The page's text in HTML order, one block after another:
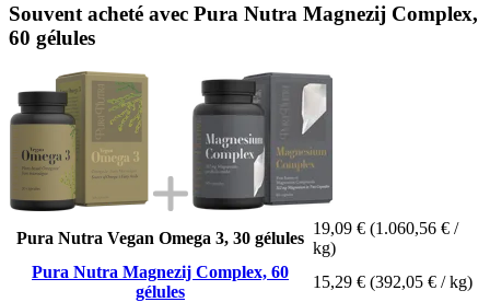
Souvent acheté avec Pura Nutra Magnezij Complex,
60 gélules
Pura Nutra Vegan Omega 3, 30 gélules
19,09 € (1.060,56 € /
kg)
Pura Nutra Magnezij Complex, 60
gélules
15,29 € (392,05 € / kg)